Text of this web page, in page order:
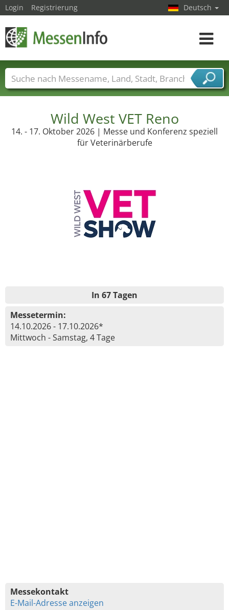
Wild West VET Reno
14. - 17. Oktober 2026 | Messe und Konferenz speziell
für Veterinärberufe
In 67 Tagen
Messetermin:
14.10.2026 - 17.10.2026*
Mittwoch - Samstag, 4 Tage
Messekontakt
E-Mail-Adresse anzeigen
Login Registrierung Deutsch
Toggle
Messenamen Länder Städte
Branchen